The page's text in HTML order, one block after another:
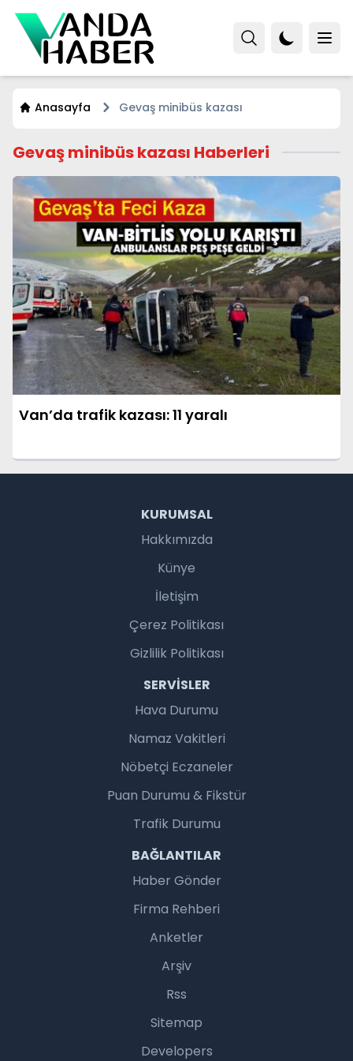
Anasayfa Gevaş minibüs kazası
Gevaş minibüs kazası Haberleri
Van’da trafik kazası: 11 yaralı
KURUMSAL
Hakkımızda
Künye
İletişim
Çerez Politikası
Gizlilik Politikası
SERVISLER
Hava Durumu
Namaz Vakitleri
Nöbetçi Eczaneler
Puan Durumu & Fikstür
Trafik Durumu
BAĞLANTILAR
Haber Gönder
Firma Rehberi
Anketler
Arşiv
Rss
Sitemap
Developers